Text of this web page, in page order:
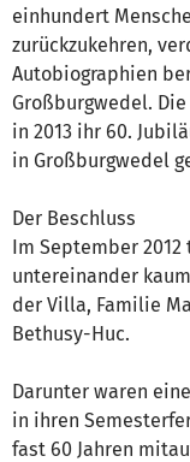
einhundert
zurückzukehren,
Autobiographien
Großburgwedel.
in 2013 ihr 60.
in Großburgwedel
Der Beschluss
Im September
untereinander
der Villa, Familie
Bethusy-Huc.
Darunter waren
in ihren
fast 60 Jahren